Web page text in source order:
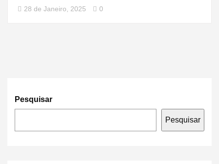
28 de Janeiro, 2025 0
Pesquisar
Pesquisar